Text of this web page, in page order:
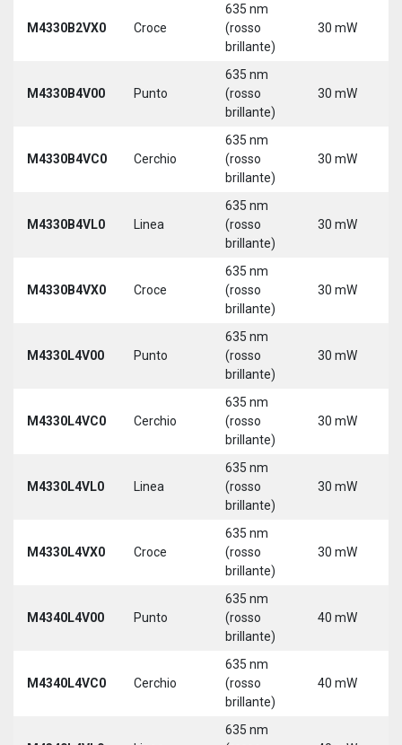
M4330B2VX0 Croce
635 nm
(rosso
brillante)
30 mW
M4330B4V00 Punto
635 nm
(rosso
brillante)
30 mW
M4330B4VC0 Cerchio
635 nm
(rosso
brillante)
30 mW
M4330B4VL0 Linea
635 nm
(rosso
brillante)
30 mW
M4330B4VX0 Croce
635 nm
(rosso
brillante)
30 mW
M4330L4V00 Punto
635 nm
(rosso
brillante)
30 mW
M4330L4VC0 Cerchio
635 nm
(rosso
brillante)
30 mW
M4330L4VL0 Linea
635 nm
(rosso
brillante)
30 mW
M4330L4VX0 Croce
635 nm
(rosso
brillante)
30 mW
M4340L4V00 Punto
635 nm
(rosso
brillante)
40 mW
M4340L4VC0 Cerchio
635 nm
(rosso
brillante)
40 mW
635 nm